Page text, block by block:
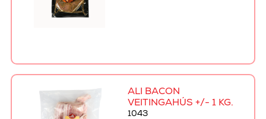
ALI BACON
VEITINGAHÚS +/- 1 KG.
1043